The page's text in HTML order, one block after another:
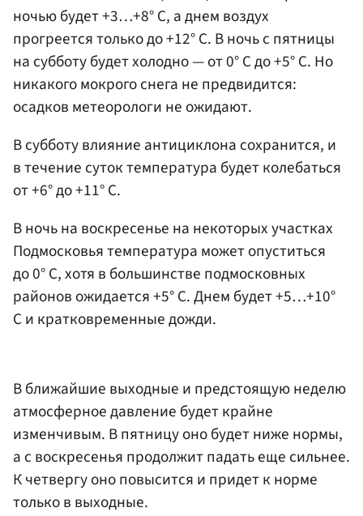
ночью будет +3…+8° С, а днем воздух
прогреется только до +12° С. В ночь с пятницы
на субботу будет холодно — от 0° С до +5° С. Но
никакого мокрого снега не предвидится:
осадков метеорологи не ожидают.
В субботу влияние антициклона сохранится, и
в течение суток температура будет колебаться
от +6° до +11° С.
В ночь на воскресенье на некоторых участках
Подмосковья температура может опуститься
до 0° С, хотя в большинстве подмосковных
районов ожидается +5° С. Днем будет +5…+10°
С и кратковременные дожди.
В ближайшие выходные и предстоящую неделю
атмосферное давление будет крайне
изменчивым. В пятницу оно будет ниже нормы,
а с воскресенья продолжит падать еще сильнее.
К четвергу оно повысится и придет к норме
только в выходные.